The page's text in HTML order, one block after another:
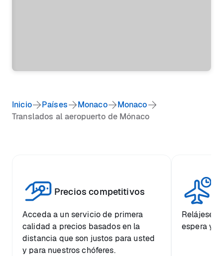
Inicio Países Monaco
Monaco
Translados al aeropuerto de Mónaco
Precios competitivos
Acceda a un servicio de primera
calidad a precios basados en la
distancia que son justos para usted
y para nuestros chóferes.
Relájese
espera y